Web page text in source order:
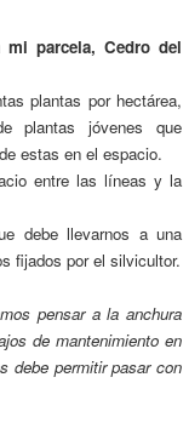
parcela, Cedro del
plantas por hectárea,
plantas jóvenes que
estas en el espacio.
entre las líneas y la
debe llevarnos a una
fijados por el silvicultor.
pensar a la anchura
de mantenimiento en
debe permitir pasar con